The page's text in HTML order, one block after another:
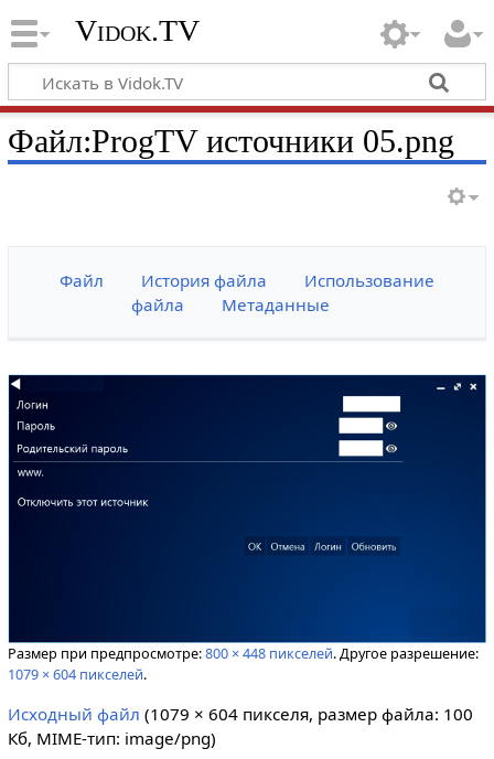
Vidok.TV
Файл:ProgTV источники 05.png
Файл История файла
Использование
файла
Метаданные
Размер при предпросмотре:800 × 448 пикселей.Другое разрешение:
1079 × 604 пикселей.
Исходный файл (1079 × 604 пикселя, размер файла: 100
Кб, MIME-тип: image/png)